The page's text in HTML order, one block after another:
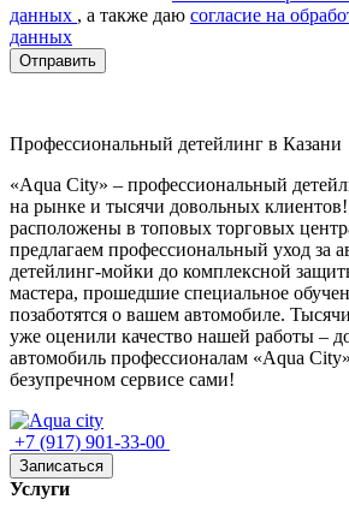
данных , а также даю согласие на
данных
Отправить
Профессиональный детейлинг в Казани
«Aqua City» – профессиональный
на рынке и тысячи довольных
расположены в топовых торговых
предлагаем профессиональный уход за
детейлинг‑мойки до комплексной
мастера, прошедшие специальное
позаботятся о вашем автомобиле.
уже оценили качество нашей работы –
автомобиль профессионалам «Aqua
безупречном сервисе сами!
+7 (917) 901-33-00
Записаться
Услуги